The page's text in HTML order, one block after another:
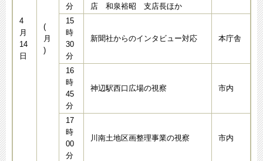
4
月
14
日
(
月
)
分
店 和泉裕昭 支店長ほか
15
時
30
分
新聞社からのインタビュー対応 本庁舎
16
時
45
分
神辺駅西口広場の視察 市内
17
時
00
分
川南土地区画整理事業の視察 市内